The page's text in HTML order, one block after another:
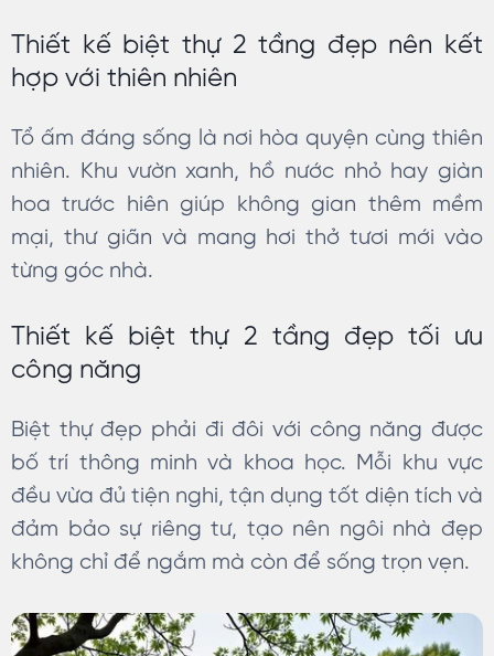
Thiết kế biệt thự 2 tầng đẹp nên kết
hợp với thiên nhiên
Tổ ấm đáng sống là nơi hòa quyện cùng thiên
nhiên. Khu vườn xanh, hồ nước nhỏ hay giàn
hoa trước hiên giúp không gian thêm mềm
mại, thư giãn và mang hơi thở tươi mới vào
từng góc nhà.
Thiết kế biệt thự 2 tầng đẹp tối ưu
công năng
Biệt thự đẹp phải đi đôi với công năng được
bố trí thông minh và khoa học. Mỗi khu vực
đều vừa đủ tiện nghi, tận dụng tốt diện tích và
đảm bảo sự riêng tư, tạo nên ngôi nhà đẹp
không chỉ để ngắm mà còn để sống trọn vẹn.